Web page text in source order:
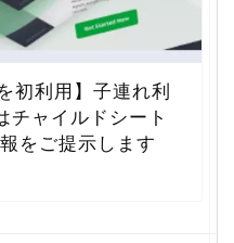
初利用】子連れ利
チャイルドシート
をご提示します